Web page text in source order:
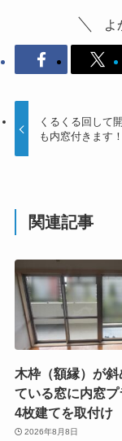
よ
くるくる回して
も内窓付きます！
関連記事
木枠（額縁）が斜
ている窓に内窓
4枚建てを取付け
2026年8月8日